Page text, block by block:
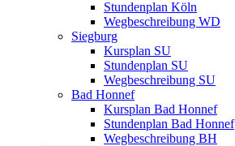
Stundenplan Köln
Wegbeschreibung WD
Siegburg
Kursplan SU
Stundenplan SU
Wegbeschreibung SU
Bad Honnef
Kursplan Bad Honnef
Stundenplan Bad Honnef
Wegbeschreibung BH